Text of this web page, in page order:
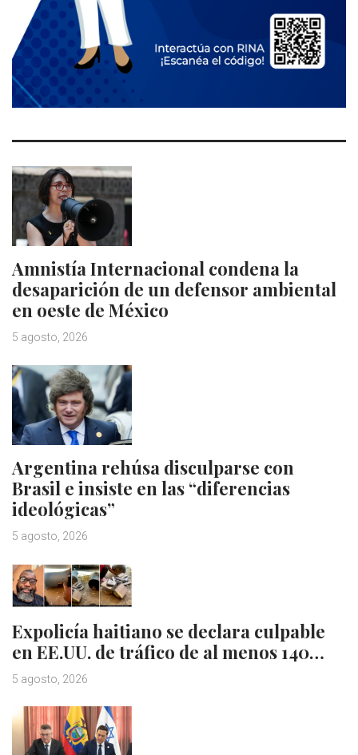
Amnistía Internacional condena la
desaparición de un defensor ambiental
en oeste de México
5 agosto, 2026
Argentina rehúsa disculparse con
Brasil e insiste en las “diferencias
ideológicas”
5 agosto, 2026
Expolicía haitiano se declara culpable
en EE.UU. de tráfico de al menos 140…
5 agosto, 2026